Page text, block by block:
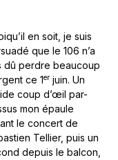
en soit, je suis
que le 106 n’a
dû perdre beaucoup
ce 1er juin. Un
coup d’œil par-
mon épaule
le concert de
Tellier, puis un
depuis le balcon,